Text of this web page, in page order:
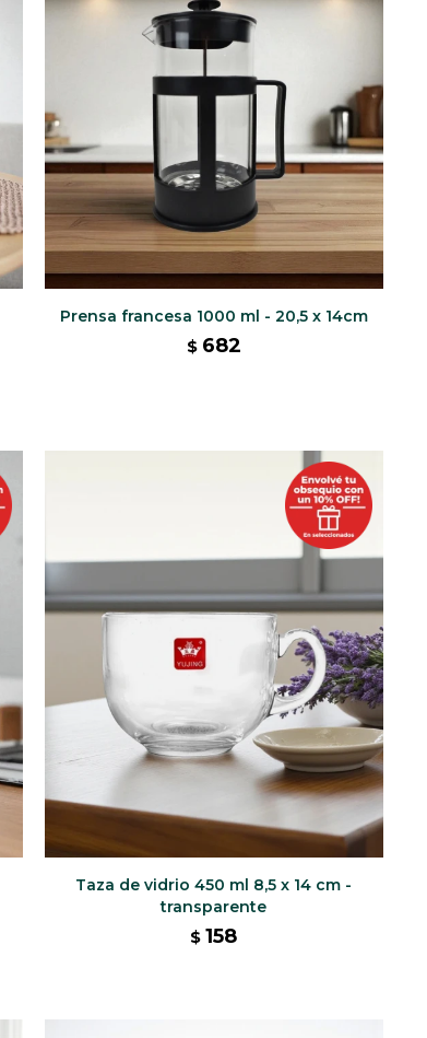
Prensa francesa 1000 ml - 20,5 x 14cm
$ 682
Taza de vidrio 450 ml 8,5 x 14 cm -
transparente
$ 158